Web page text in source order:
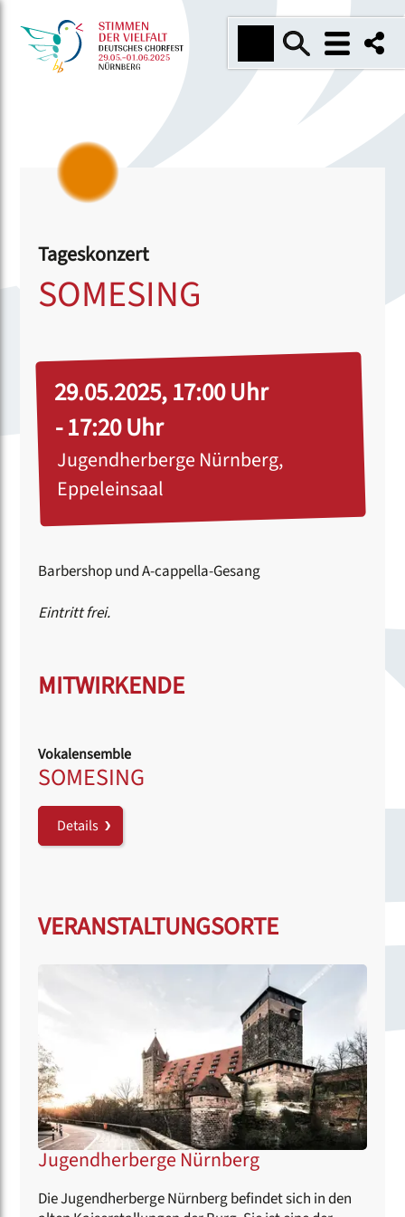
Tageskonzert
SOMESING
29.05.2025, 17:00 Uhr
- 17:20 Uhr
Jugendherberge Nürnberg,
Eppeleinsaal
Barbershop und A-cappella-Gesang
Eintritt frei.
MITWIRKENDE
Vokalensemble
SOMESING
Details
VERANSTALTUNGSORTE
Jugendherberge Nürnberg
Die Jugendherberge Nürnberg befindet sich in den